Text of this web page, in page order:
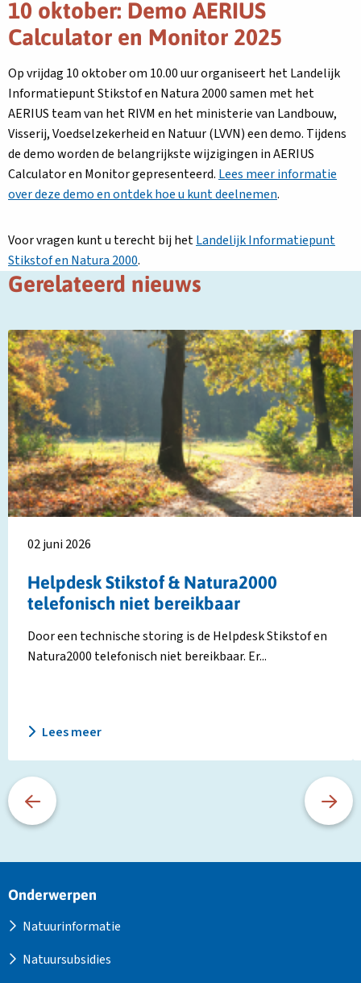
10 oktober: Demo AERIUS
Calculator en Monitor 2025
Op vrijdag 10 oktober om 10.00 uur organiseert het Landelijk
Informatiepunt Stikstof en Natura 2000 samen met het
AERIUS team van het RIVM en het ministerie van Landbouw,
Visserij, Voedselzekerheid en Natuur (LVVN) een demo. Tijdens
de demo worden de belangrijkste wijzigingen in AERIUS
Calculator en Monitor gepresenteerd. Lees meer informatie
over deze demo en ontdek hoe u kunt deelnemen.
Voor vragen kunt u terecht bij hetLandelijk Informatiepunt
Stikstof en Natura 2000.
Gerelateerd nieuws
Helpdesk Stikstof & Natura2000
telefonisch niet bereikbaar
02 juni 2026
Door een technische storing is de Helpdesk Stikstof en
Natura2000 telefonisch niet bereikbaar. Er...
Lees meer
Lees
meer
over
Helpdesk
Stikstof
&
Natura2000
telefonisch
niet
bereikbaar
Site
Onderwerpen
Natuurinformatie
Natuursubsidies